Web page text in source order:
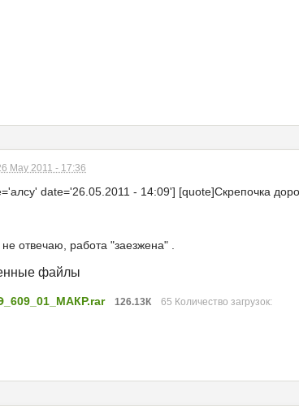
May 2011 - 17:36
date='26.05.2011 - 14:09'] [quote]Скрепочка
не отвечаю, работа "заезжена" .
файлы
126.13К 65 Количество загрузок: